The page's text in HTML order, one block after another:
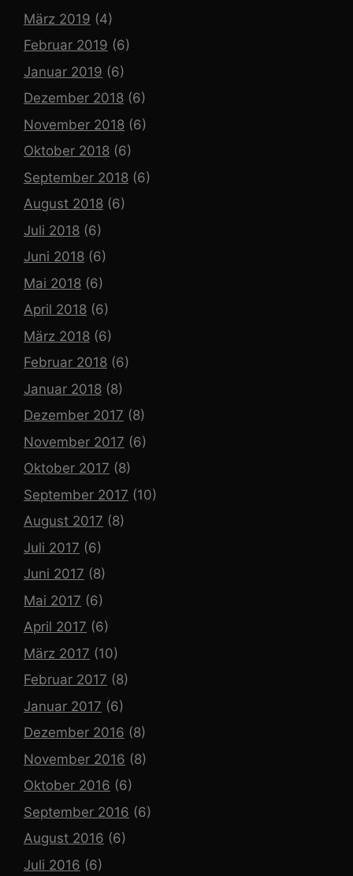
März 2019 (4)
Februar 2019 (6)
Januar 2019 (6)
Dezember 2018 (6)
November 2018 (6)
Oktober 2018 (6)
September 2018 (6)
August 2018 (6)
Juli 2018 (6)
Juni 2018 (6)
Mai 2018 (6)
April 2018 (6)
März 2018 (6)
Februar 2018 (6)
Januar 2018 (8)
Dezember 2017 (8)
November 2017 (6)
Oktober 2017 (8)
September 2017 (10)
August 2017 (8)
Juli 2017 (6)
Juni 2017 (8)
Mai 2017 (6)
April 2017 (6)
März 2017 (10)
Februar 2017 (8)
Januar 2017 (6)
Dezember 2016 (8)
November 2016 (8)
Oktober 2016 (6)
September 2016 (6)
August 2016 (6)
Juli 2016 (6)